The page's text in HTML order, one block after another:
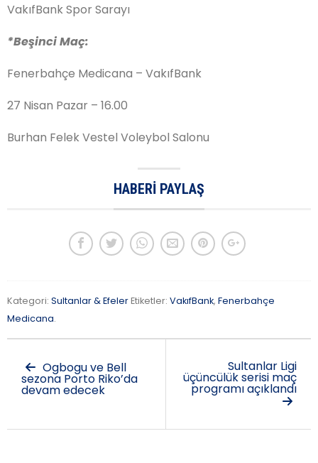
VakıfBank Spor Sarayı
*Beşinci Maç:
Fenerbahçe Medicana – VakıfBank
27 Nisan Pazar – 16.00
Burhan Felek Vestel Voleybol Salonu
HABERI PAYLAŞ
Kategori: Sultanlar & EfelerEtiketler: VakıfBank, Fenerbahçe
Medicana.
Ogbogu ve Bell
sezona Porto Riko’da
devam edecek
Sultanlar Ligi
üçüncülük serisi maç
programı açıklandı